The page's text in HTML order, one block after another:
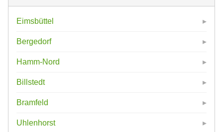
Eimsbüttel
Bergedorf
Hamm-Nord
Billstedt
Bramfeld
Uhlenhorst